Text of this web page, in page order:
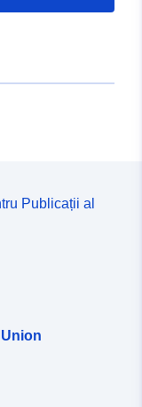
Publicații al